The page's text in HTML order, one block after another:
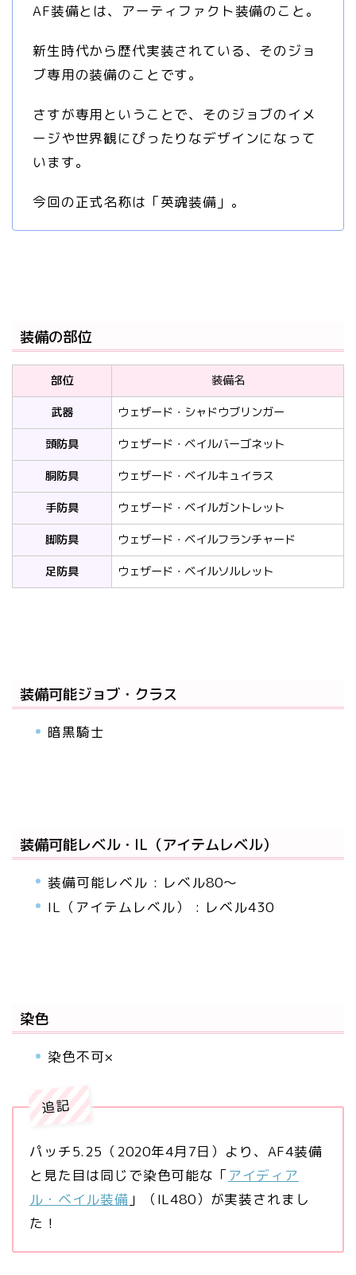
AF装備とは、アーティファクト装備のこと。
新生時代から歴代実装されている、そのジョ
ブ専用の装備のことです。
さすが専用ということで、そのジョブのイメ
ージや世界観にぴったりなデザインになって
います。
今回の正式名称は「英魂装備」。
装備の部位
部位
装備名
武器
ウェザード・シャドウブリンガー
頭防具
ウェザード・ベイルバーゴネット
胴防具
ウェザード・ベイルキュイラス
手防具
ウェザード・ベイルガントレット
脚防具
ウェザード・ベイルフランチャード
足防具
ウェザード・ベイルソルレット
装備可能ジョブ・クラス
暗黒騎士
装備可能レベル・IL（アイテムレベル）
装備可能レベル : レベル80～
IL（アイテムレベル） : レベル430
染色
染色不可×
追記
パッチ5.25（2020年4月7日）より、AF4装備
と見た目は同じで染色可能な「アイディア
ル・ベイル装備 」（IL480）が実装されまし
た！